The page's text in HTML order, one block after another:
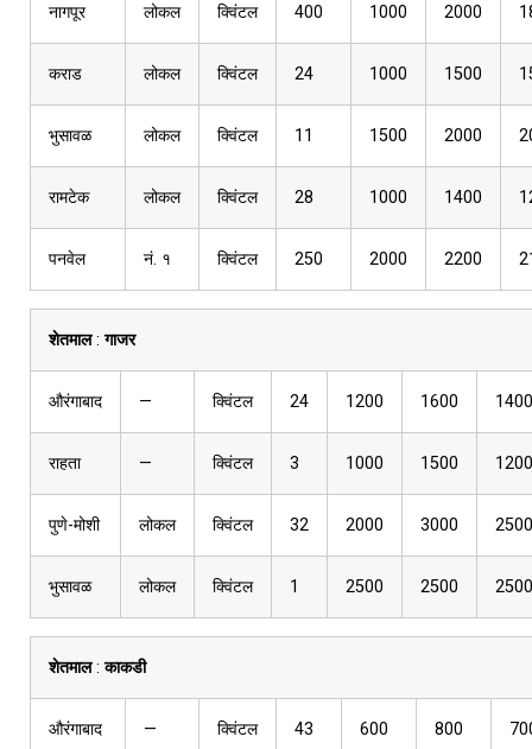
नागपूर लोकल क्विंटल 400 1000 2000
कराड लोकल क्विंटल 24 1000 1500
भुसावळ लोकल क्विंटल 11 1500 2000
रामटेक लोकल क्विंटल 28 1000 1400
पनवेल नं. १ क्विंटल 250 2000 2200
शेतमाल:गाजर
औरंगाबाद — क्विंटल 24 1200 1600 1400
राहता — क्विंटल 3 1000 1500 1200
पुणे-मोशी लोकल क्विंटल 32 2000 3000 2500
भुसावळ लोकल क्विंटल 1 2500 2500 2500
शेतमाल:काकडी
औरंगाबाद — क्विंटल 43 600 800